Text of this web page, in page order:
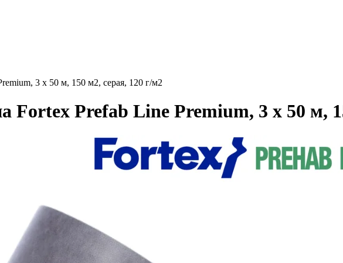
3 х 50 м, 150 м2, серая, 120 г/м2
Fortex Prefab Line Premium, 3 х 50 м,